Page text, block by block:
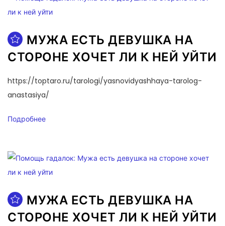
МУЖА ЕСТЬ ДЕВУШКА НА
СТОРОНЕ ХОЧЕТ ЛИ К НЕЙ УЙТИ
https://toptaro.ru/tarologi/yasnovidyashhaya-tarolog-
anastasiya/
Подробнее
МУЖА ЕСТЬ ДЕВУШКА НА
СТОРОНЕ ХОЧЕТ ЛИ К НЕЙ УЙТИ